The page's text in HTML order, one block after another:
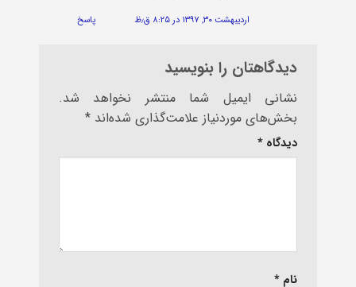
اردیبهشت ۳۰, ۱۳۹۷ در ۸:۲۵ ق٫ظ پاسخ
دیدگاهتان را بنویسید
نشانی ایمیل شما منتشر نخواهد شد.
بخش‌های موردنیاز علامت‌گذاری شده‌اند *
دیدگاه *
نام *